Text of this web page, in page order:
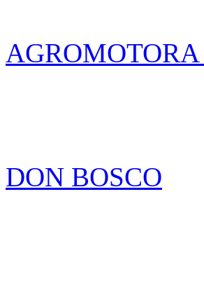
AGROMOTORA
DON BOSCO